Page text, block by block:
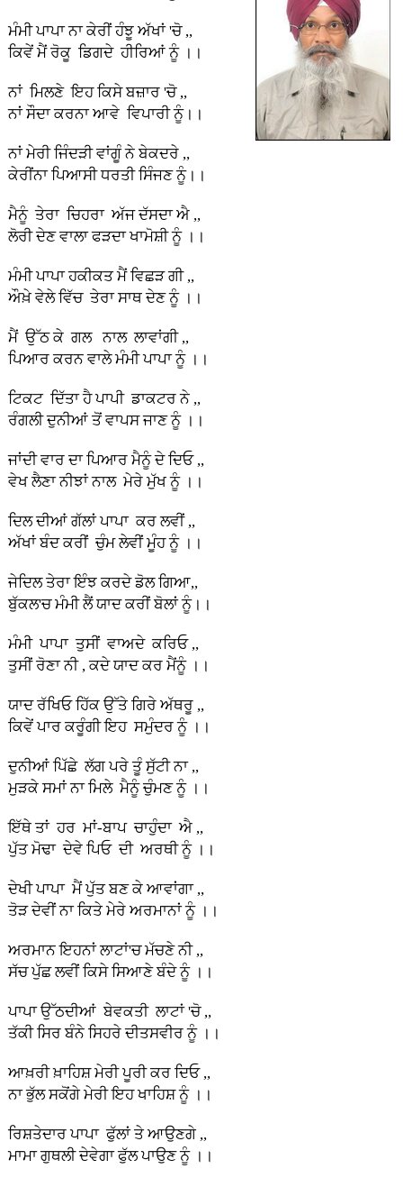
ਮੰਮੀ ਪਾਪਾ ਨਾ ਕੇਰੀਂ ਹੰਝੂ ਅੱਖਾਂ 'ਚੋ ,,
ਕਿਵੇਂ ਮੈਂ ਰੋਕੂ ਡਿਗਦੇ ਹੀਰਿਆਂ ਨੂੰ ।।
ਨਾਂ ਮਿਲਣੇ ਇਹ ਕਿਸੇ ਬਜ਼ਾਰ 'ਚੋ ,,
ਨਾਂ ਸੌਦਾ ਕਰਨਾ ਆਵੇ ਵਿਪਾਰੀ ਨੂੰ।।
ਨਾਂ ਮੇਰੀ ਜਿੰਦੜੀ ਵਾਂਗੂੰ ਨੇ ਬੇਕਦਰੇ ,,
ਕੇਰੀਂਨਾ ਪਿਆਸੀ ਧਰਤੀ ਸਿੰਜਣ ਨੂੰ।।
ਮੈਨੂੰ ਤੇਰਾ ਚਿਹਰਾ ਅੱਜ ਦੱਸਦਾ ਐ ,,
ਲੋਰੀ ਦੇਣ ਵਾਲਾ ਫੜਦਾ ਖਾਮੋਸ਼ੀ ਨੂੰ ।।
ਮੰਮੀ ਪਾਪਾ ਹਕੀਕਤ ਮੈਂ ਵਿਛੜ ਗੀ ,,
ਔਖ਼ੇ ਵੇਲੇ ਵਿੱਚ ਤੇਰਾ ਸਾਥ ਦੇਣ ਨੂੰ ।।
ਮੈਂ ਉੱਠ ਕੇ ਗਲ ਨਾਲ ਲਾਵਾਂਗੀ ,,
ਪਿਆਰ ਕਰਨ ਵਾਲੇ ਮੰਮੀ ਪਾਪਾ ਨੂੰ ।।
ਟਿਕਟ ਦਿੱਤਾ ਹੈ ਪਾਪੀ ਡਾਕਟਰ ਨੇ ,,
ਰੰਗਲੀ ਦੁਨੀਆਂ ਤੋਂ ਵਾਪਸ ਜਾਣ ਨੂੰ ।।
ਜਾਂਦੀ ਵਾਰ ਦਾ ਪਿਆਰ ਮੈਨੂੰ ਦੇ ਦਿਓ ,,
ਵੇਖ ਲੈਣਾ ਨੀਝਾਂ ਨਾਲ ਮੇਰੇ ਮੁੱਖ ਨੂੰ ।।
ਦਿਲ ਦੀਆਂ ਗੱਲਾਂ ਪਾਪਾ ਕਰ ਲਵੀਂ ,,
ਅੱਖਾਂ ਬੰਦ ਕਰੀਂ ਚੁੰਮ ਲੇਵੀਂ ਮੂੰਹ ਨੂੰ ।।
ਜੇਦਿਲ ਤੇਰਾ ਇੰਝ ਕਰਦੇ ਡੋਲ ਗਿਆ,,
ਬੁੱਕਲ'ਚ ਮੰਮੀ ਲੈਂ ਯਾਦ ਕਰੀਂ ਬੋਲਾਂ ਨੂੰ।।
ਮੰਮੀ ਪਾਪਾ ਤੁਸੀਂ ਵਾਅਦੇ ਕਰਿਓ ,,
ਤੁਸੀਂ ਰੋਣਾ ਨੀ , ਕਦੇ ਯਾਦ ਕਰ ਮੈਂਨੂੰ ।।
ਯਾਦ ਰੱਖਿਓ ਹਿੱਕ ਉੱਤੇ ਗਿਰੇ ਅੱਥਰੂ ,,
ਕਿਵੇਂ ਪਾਰ ਕਰੂੰਗੀ ਇਹ ਸਮੁੰਦਰ ਨੂੰ ।।
ਦੁਨੀਆਂ ਪਿੱਛੇ ਲੱਗ ਪਰੇ ਤੂੰ ਸੁੱਟੀ ਨਾ ,,
ਮੁੜਕੇ ਸਮਾਂ ਨਾ ਮਿਲੇ ਮੈਨੂੰ ਚੁੰਮਣ ਨੂੰ ।।
ਇੱਥੇ ਤਾਂ ਹਰ ਮਾਂ-ਬਾਪ ਚਾਹੁੰਦਾ ਐ ,,
ਪੁੱਤ ਮੋਢਾ ਦੇਵੇ ਪਿਓ ਦੀ ਅਰਥੀ ਨੂੰ ।।
ਦੇਖੀ ਪਾਪਾ ਮੈਂ ਪੁੱਤ ਬਣ ਕੇ ਆਵਾਂਗਾ ,,
ਤੋੜ ਦੇਵੀਂ ਨਾ ਕਿਤੇ ਮੇਰੇ ਅਰਮਾਨਾਂ ਨੂੰ ।।
ਅਰਮਾਨ ਇਹਨਾਂ ਲਾਟਾਂ'ਚ ਮੱਚਣੇ ਨੀ ,,
ਸੱਚ ਪੁੱਛ ਲਵੀਂ ਕਿਸੇ ਸਿਆਣੇ ਬੰਦੇ ਨੂੰ ।।
ਪਾਪਾ ਉੱਠਦੀਆਂ ਬੇਵਕਤੀ ਲਾਟਾਂ 'ਚੋ ,,
ਤੱਕੀ ਸਿਰ ਬੰਨੇ ਸਿਹਰੇ ਦੀਤਸਵੀਰ ਨੂੰ ।।
ਆਖ਼ਰੀ ਖ਼ਾਹਿਸ਼ ਮੇਰੀ ਪੂਰੀ ਕਰ ਦਿਓ ,,
ਨਾ ਭੁੱਲ ਸਕੋਂਗੇ ਮੇਰੀ ਇਹ ਖਾਹਿਸ਼ ਨੂੰ ।।
ਰਿਸ਼ਤੇਦਾਰ ਪਾਪਾ ਫੁੱਲਾਂ ਤੇ ਆਉਣਗੇ ,,
ਮਾਮਾ ਗੁਥਲੀ ਦੇਵੇਗਾ ਫੁੱਲ ਪਾਉਣ ਨੂੰ ।।